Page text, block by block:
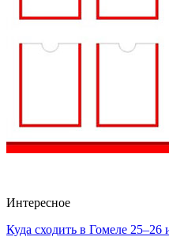
Интересное
Куда сходить в Гомеле